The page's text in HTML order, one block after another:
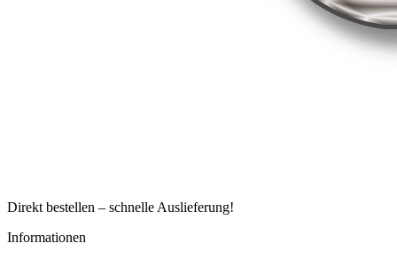
Direkt bestellen – schnelle Auslieferung!
Informationen